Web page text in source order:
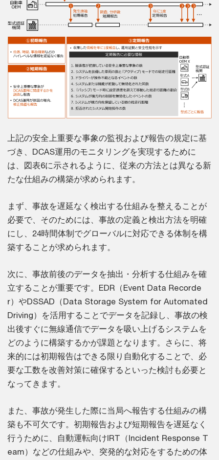
上記の安全上重要な事象の監視および報告の規定に基
づき、DCAS運用のモニタリングを実現するために
は、図表6に示されるように、従来の方法とは異なる新
たな仕組みの構築が求められます。
まず、事故を遅延なく検出する仕組みを整えることが
必要で、そのためには、事故の定義と検出方法を明確
にし、24時間体制でグローバルに対応できる体制を構
築することが求められます。
次に、事故前後のデータを抽出・分析する仕組みを確
立することが重要です。EDR（Event Data Recorde
r）やDSSAD（Data Storage System for Automated
Driving）を活用することでデータを記録し、事故の検
出後すぐに無線通信でデータを吸い上げるシステムを
どのように構築するかが課題となります。さらに、将
来的には初期報告はできる限り自動化することで、必
要な工数を改善対策に確保するといった検討も必要と
なってきます。
また、事故が発生した際に当局へ報告する仕組みの構
築も不可欠です。初期報告および短期報告を遅延なく
行うために、自動運転向けIRT（Incident Response T
eam）などの仕組みや、突発的な対応をするための体